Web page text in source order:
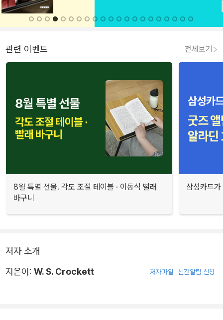
관련 이벤트 전체보기
8월 특별 선물. 각도 조절 테이블 · 이동식 빨래
바구니
삼성카드
저자 소개
지은이: W. S. Crockett 저자파일 신간알림 신청